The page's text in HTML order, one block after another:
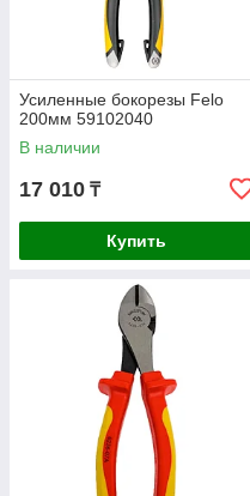
Усиленные бокорезы Felo
200мм 59102040
В наличии
17 010 ₸
Купить